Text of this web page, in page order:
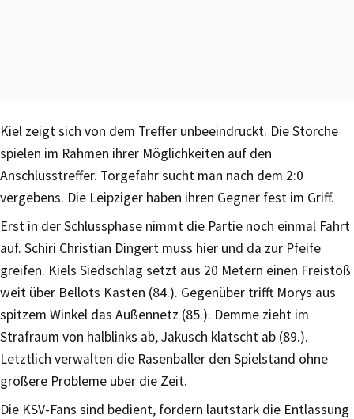
Kiel zeigt sich von dem Treffer unbeeindruckt. Die Störche
spielen im Rahmen ihrer Möglichkeiten auf den
Anschlusstreffer. Torgefahr sucht man nach dem 2:0
vergebens. Die Leipziger haben ihren Gegner fest im Griff.
Erst in der Schlussphase nimmt die Partie noch einmal Fahrt
auf. Schiri Christian Dingert muss hier und da zur Pfeife
greifen. Kiels Siedschlag setzt aus 20 Metern einen Freistoß
weit über Bellots Kasten (84.). Gegenüber trifft Morys aus
spitzem Winkel das Außennetz (85.). Demme zieht im
Strafraum von halblinks ab, Jakusch klatscht ab (89.).
Letztlich verwalten die Rasenballer den Spielstand ohne
größere Probleme über die Zeit.
Die KSV-Fans sind bedient, fordern lautstark die Entlassung